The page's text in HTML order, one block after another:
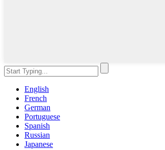
English
French
German
Portuguese
Spanish
Russian
Japanese